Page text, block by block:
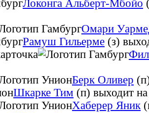
Локонга Альберт-Мбойо
Омари
Рамуш Гильерме (з)
Берк Оливер
Шкарке Тим (п) выходит
Хаберер Яник